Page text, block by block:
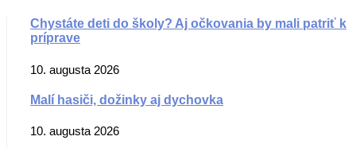
Chystáte deti do školy? Aj očkovania by mali patriť k
príprave
10. augusta 2026
Malí hasiči, dožinky aj dychovka
10. augusta 2026